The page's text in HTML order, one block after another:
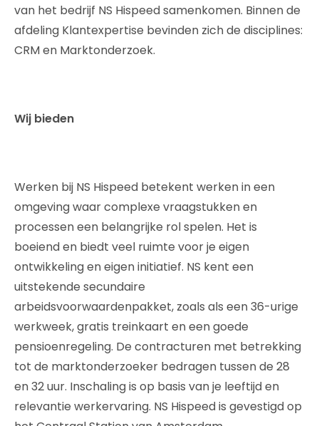
van het bedrijf NS Hispeed samenkomen. Binnen de
afdeling Klantexpertise bevinden zich de disciplines:
CRM en Marktonderzoek.
Wij bieden
Werken bij NS Hispeed betekent werken in een
omgeving waar complexe vraagstukken en
processen een belangrijke rol spelen. Het is
boeiend en biedt veel ruimte voor je eigen
ontwikkeling en eigen initiatief. NS kent een
uitstekende secundaire
arbeidsvoorwaardenpakket, zoals als een 36-urige
werkweek, gratis treinkaart en een goede
pensioenregeling. De contracturen met betrekking
tot de marktonderzoeker bedragen tussen de 28
en 32 uur. Inschaling is op basis van je leeftijd en
relevantie werkervaring. NS Hispeed is gevestigd op